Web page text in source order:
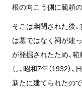
根の向こう側に範頼
そこは幽閉された後
は墓ではなく祠が建
が発掘されたため、
し、昭和7年（1932）
新たに建てられたので